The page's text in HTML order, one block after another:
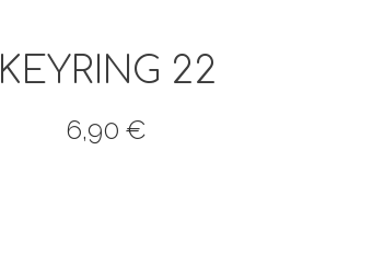
KEYRING 22
6,90 €